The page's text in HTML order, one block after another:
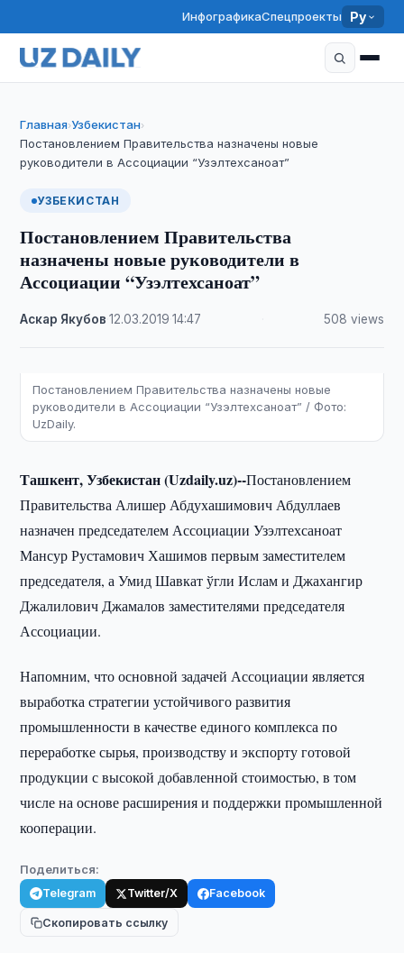
ИнфографикаСпецпроекты Ру
Главная›Узбекистан›
Постановлением Правительства назначены новые
руководители в Ассоциации “Узэлтехсаноат”
УЗБЕКИСТАН
Постановлением Правительства
назначены новые руководители в
Ассоциации “Узэлтехсаноат”
Аскар Якубов ·12.03.2019 ·14:47 508 views
Постановлением Правительства назначены новые
руководители в Ассоциации “Узэлтехсаноат” / Фото:
UzDaily.
Ташкент, Узбекистан (Uzdaily.uz)--Постановлением
Правительства Алишер Абдухашимович Абдуллаев
назначен председателем Ассоциации Узэлтехсаноат
Мансур Рустамович Хашимов первым заместителем
председателя, а Умид Шавкат ўгли Ислам и Джахангир
Джалилович Джамалов заместителями председателя
Ассоциации.
Напомним, что основной задачей Ассоциации является
выработка стратегии устойчивого развития
промышленности в качестве единого комплекса по
переработке сырья, производству и экспорту готовой
продукции с высокой добавленной стоимостью, в том
числе на основе расширения и поддержки промышленной
кооперации.
Поделиться:
Telegram Twitter/X Facebook
Скопировать ссылку